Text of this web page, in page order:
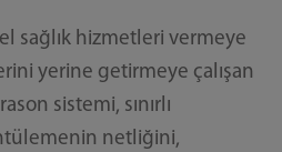
sağlık hizmetleri vermeye
yerine getirmeye çalışan
sistemi, sınırlı
netliğini,